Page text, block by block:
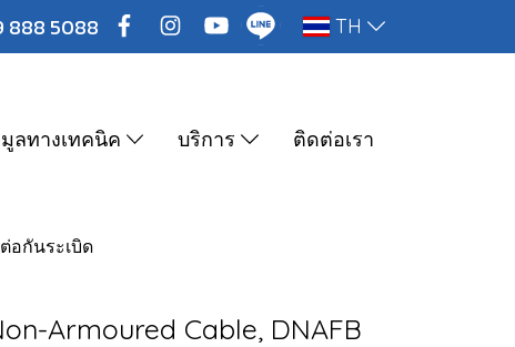
888 5088 TH
ลทางเทคนิค บริการ ติดต่อเรา
อกันระเบิด
Armoured Cable, DNAFB